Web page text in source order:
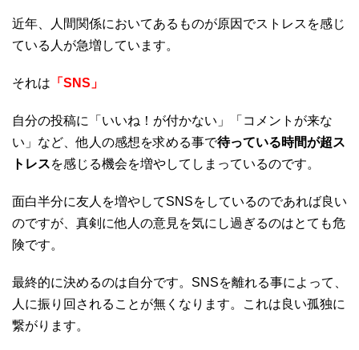
近年、人間関係においてあるものが原因でストレスを感じ
ている人が急増しています。
それは 「SNS」
自分の投稿に「いいね！が付かない」「コメントが来な
い」など、他人の感想を求める事で待っている時間が超ス
トレスを感じる機会を増やしてしまっているのです。
面白半分に友人を増やしてSNSをしているのであれば良い
のですが、真剣に他人の意見を気にし過ぎるのはとても危
険です。
最終的に決めるのは自分です。SNSを離れる事によって、
人に振り回されることが無くなります。これは良い孤独に
繋がります。